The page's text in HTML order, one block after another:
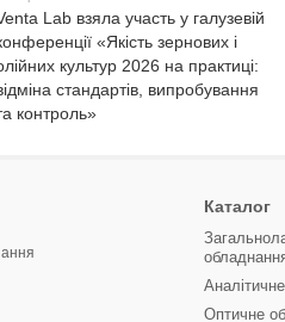
Lab взяла участь у галузевій
«Якість зернових і
культур 2026 на практиці:
стандартів, випробування
контроль»
Каталог
Оптичне